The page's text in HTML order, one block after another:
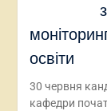
освіти
30 червня
кафедри